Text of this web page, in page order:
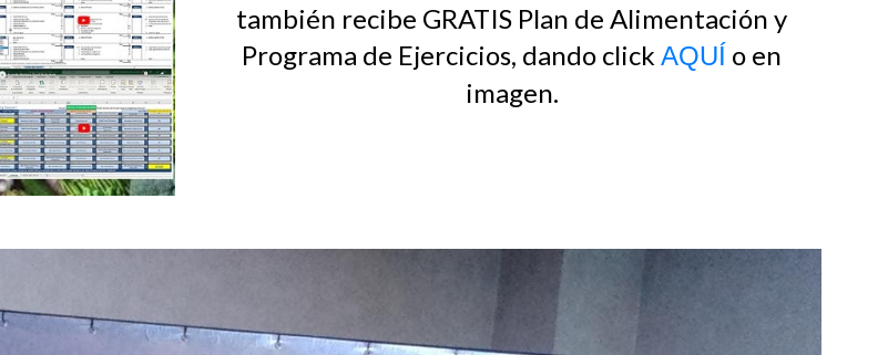
también recibe GRATIS Plan de Alimentación y
Programa de Ejercicios, dando click AQUÍ o en
imagen.